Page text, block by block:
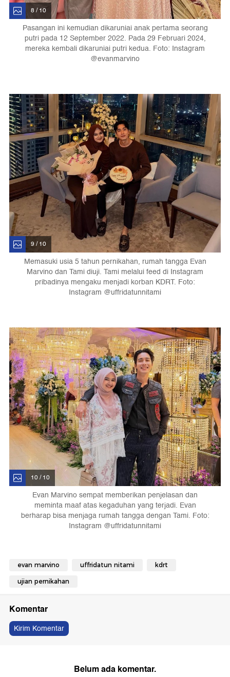
8 / 10
Pasangan ini kemudian dikaruniai anak pertama seorang
putri pada 12 September 2022. Pada 29 Februari 2024,
mereka kembali dikaruniai putri kedua. Foto: Instagram
@evanmarvino
9 / 10
Memasuki usia 5 tahun pernikahan, rumah tangga Evan
Marvino dan Tami diuji. Tami melalui feed di Instagram
pribadinya mengaku menjadi korban KDRT. Foto:
Instagram @uffridatunnitami
10 / 10
Evan Marvino sempat memberikan penjelasan dan
meminta maaf atas kegaduhan yang terjadi. Evan
berharap bisa menjaga rumah tangga dengan Tami. Foto:
Instagram @uffridatunnitami
evan marvino uffridatun nitami kdrt
ujian pernikahan
Komentar
Kirim Komentar
Belum ada komentar.